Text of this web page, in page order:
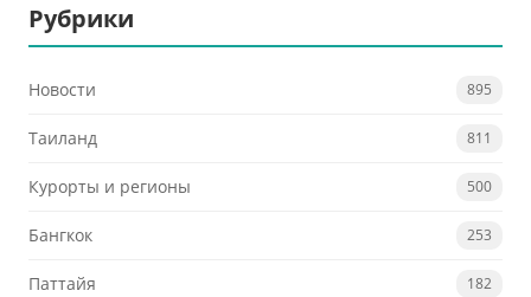
Рубрики
Новости 895
Таиланд 811
Курорты и регионы 500
Бангкок 253
Паттайя 182